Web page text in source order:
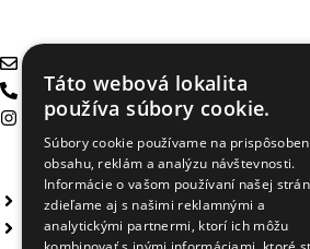
+421 940 999 100
instagram
Informácie pre vás
Rýchle informácie
Poplatky za doručenie
Táto webová lokalita
používa súbory cookie.
Súbory cookie používame na
obsahu, reklám a analýzu návštevnosti.
Informácie o vašom používaní našej
zdieľame aj s našimi reklamnými a
analytickými partnermi, ktorí ich môžu